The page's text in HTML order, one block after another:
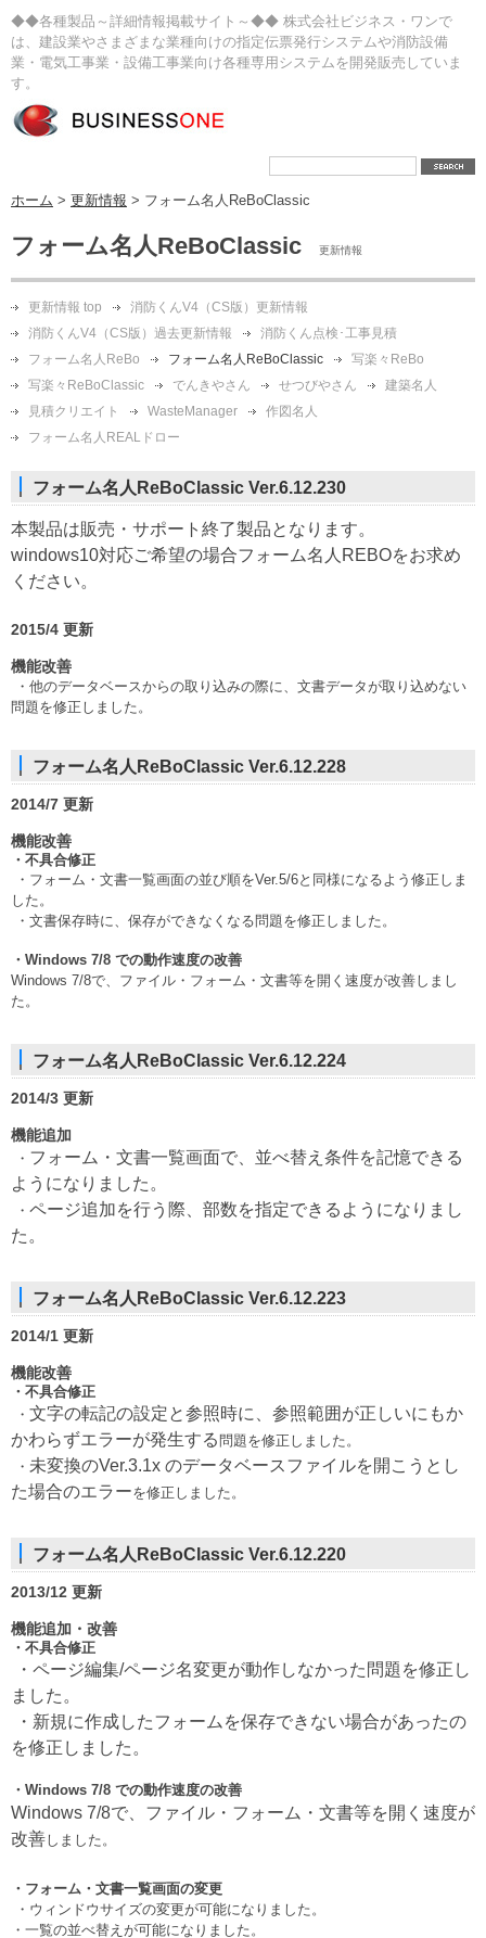
◆◆各種製品～詳細情報掲載サイト～◆◆ 株式会社ビジネス・ワンで
は、建設業やさまざまな業種向けの指定伝票発行システムや消防設備
業・電気工事業・設備工事業向け各種専用システムを開発販売していま
す。
ホーム > 更新情報 > フォーム名人ReBoClassic
フォーム名人ReBoClassic 更新情報
更新情報 top
消防くんV4（CS版）更新情報
消防くんV4（CS版）過去更新情報
消防くん点検･工事見積
フォーム名人ReBo
フォーム名人ReBoClassic
写楽々ReBo
写楽々ReBoClassic
でんきやさん せつびやさん
建築名人
見積クリエイト
WasteManager
作図名人
フォーム名人REALドロー
フォーム名人ReBoClassic Ver.6.12.230
本製品は販売・サポート終了製品となります。
windows10対応ご希望の場合フォーム名人REBOをお求め
ください。
2015/4 更新
機能改善
・ 他のデータベースからの取り込みの際に、文書データが取り込めない
問題を修正しました。
フォーム名人ReBoClassic Ver.6.12.228
2014/7 更新
機能改善
・不具合修正
・フォーム・文書一覧画面の並び順をVer.5/6と同様になるよう修正しま
した。
・文書保存時に、保存ができなくなる問題を修正しました。
・ Windows 7/8 での動作速度の改善
Windows 7/8で、ファイル・フォーム・文書等を開く速度が改善しまし
た。
フォーム名人ReBoClassic Ver.6.12.224
2014/3 更新
機能追加
・ フォーム・文書一覧画面で、並べ替え条件を記憶できる
ようになりました。
・ ページ追加を行う際、部数を指定できるようになりまし
た。
フォーム名人ReBoClassic Ver.6.12.223
2014/1 更新
機能改善
・不具合修正
・ 文字の転記の設定と参照時に、参照範囲が正しいにもか
かわらずエラーが発生する 問題を修正しました。
・ 未変換のVer.3.1x のデータベースファイルを開こうとし
た場合のエラーを修正しました。
フォーム名人ReBoClassic Ver.6.12.220
2013/12 更新
機能追加・改善
・不具合修正
・ページ編集/ページ名変更が動作しなかった問題を修正し
ました。
・新規に作成したフォームを保存できない場合があったの
を修正しました。
・ Windows 7/8 での動作速度の改善
Windows 7/8で、ファイル・フォーム・文書等を開く速度が
改善しました。
・ フォーム・文書一覧画面の変更
・ウィンドウサイズの変更が可能になりました。
・一覧の並べ替えが可能になりました。